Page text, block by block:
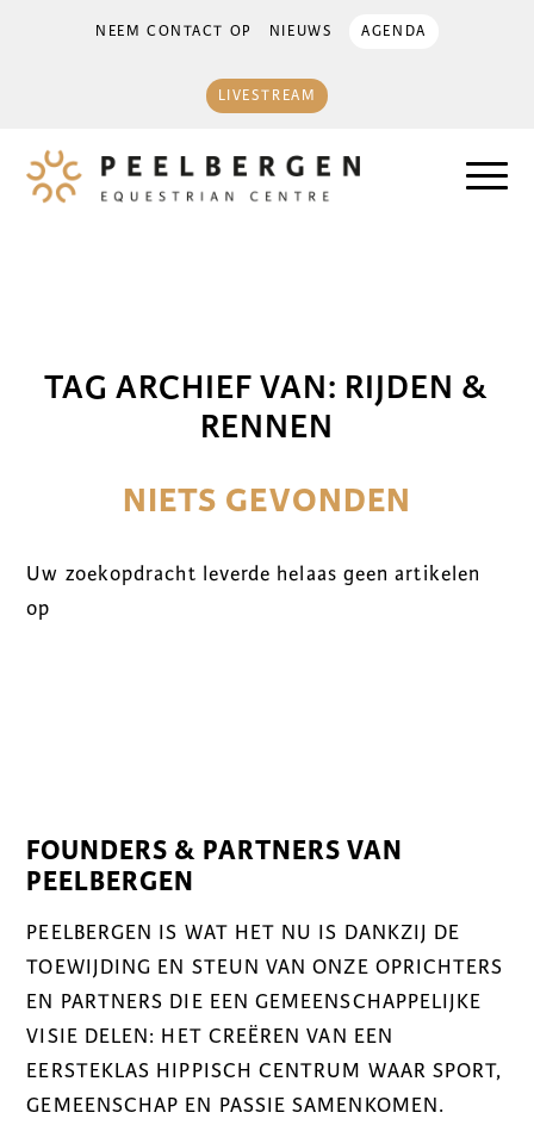
NEEM CONTACT OP NIEUWS AGENDA
LIVESTREAM
TAG ARCHIEF VAN: RIJDEN &
RENNEN
NIETS GEVONDEN
Uw zoekopdracht leverde helaas geen artikelen
op
FOUNDERS & PARTNERS VAN
PEELBERGEN
PEELBERGEN IS WAT HET NU IS DANKZIJ DE
TOEWIJDING EN STEUN VAN ONZE OPRICHTERS
EN PARTNERS DIE EEN GEMEENSCHAPPELIJKE
VISIE DELEN: HET CREËREN VAN EEN
EERSTEKLAS HIPPISCH CENTRUM WAAR SPORT,
GEMEENSCHAP EN PASSIE SAMENKOMEN.